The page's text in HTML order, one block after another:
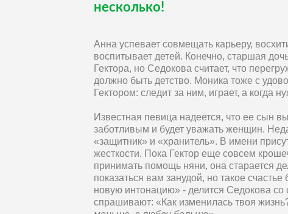
несколько!
Анна успевает совмещать карьеру,
воспитывает детей. Конечно, старшая
Гектора, но Седокова считает, что
должно быть детство. Моника тоже с
Гектором: следит за ним, играет, а когда
Известная певица надеется, что ее сын
заботливым и будет уважать женщин.
«защитник» и «хранитель». В имени
жесткости. Пока Гектор еще совсем
принимать помощь няни, она старается
показаться вам занудой, но такое
новую интонацию» - делится Седокова
спрашивают: «Как изменилась твоя